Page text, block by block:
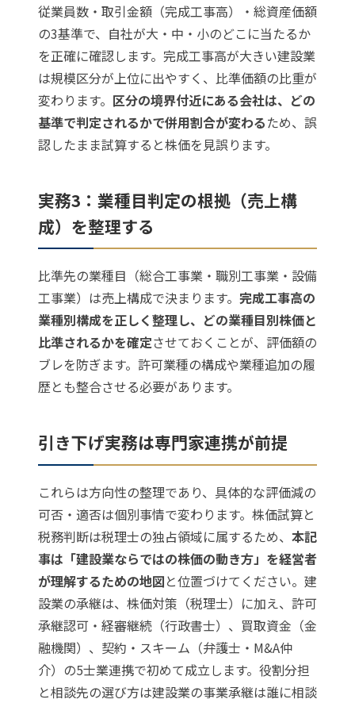
従業員数・取引金額（完成工事高）・総資産価額
の3基準で、自社が大・中・小のどこに当たるか
を正確に確認します。完成工事高が大きい建設業
は規模区分が上位に出やすく、比準価額の比重が
変わります。 区分の境界付近にある会社は、どの
基準で判定されるかで併用割合が変わるため、誤
認したまま試算すると株価を見誤ります。
実務3：業種目判定の根拠（売上構
成）を整理する
比準先の業種目（総合工事業・職別工事業・設備
工事業）は売上構成で決まります。 完成工事高の
業種別構成を正しく整理し、どの業種目別株価と
比準されるかを確定させておくことが、評価額の
ブレを防ぎます。許可業種の構成や業種追加の履
歴とも整合させる必要があります。
引き下げ実務は専門家連携が前提
これらは方向性の整理であり、具体的な評価減の
可否・適否は個別事情で変わります。株価試算と
税務判断は税理士の独占領域に属するため、 本記
事は「建設業ならではの株価の動き方」を経営者
が理解するための地図と位置づけてください。建
設業の承継は、株価対策（税理士）に加え、許可
承継認可・経審継続（行政書士）、買取資金（金
融機関）、契約・スキーム（弁護士・M&A仲
介）の5士業連携で初めて成立します。役割分担
と相談先の選び方は建設業の事業承継は誰に相談